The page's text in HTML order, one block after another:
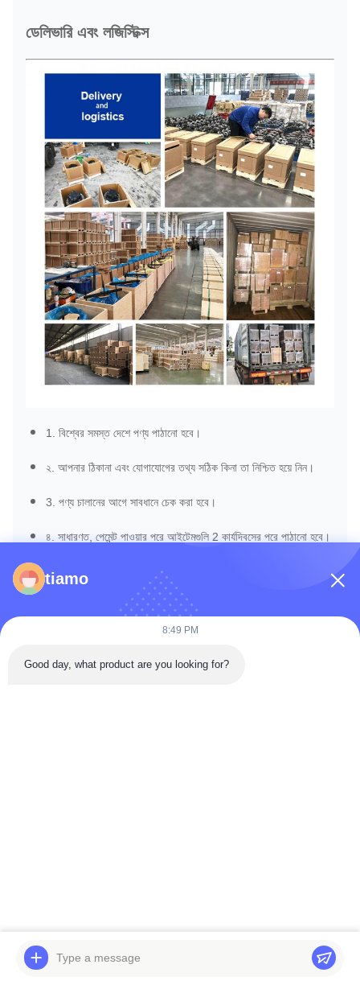
ডেলিভারি এবং লজিস্টিক্স
1. বিশ্বের সমস্ত দেশে পণ্য পাঠানো হবে।
২. আপনার ঠিকানা এবং যোগাযোগের তথ্য সঠিক কিনা তা নিশ্চিত হয়ে নিন।
3. পণ্য চালানের আগে সাবধানে চেক করা হবে।
৪. সাধারণত, পেমেন্ট পাওয়ার পরে আইটেমগুলি 2 কার্যদিবসের পরে পাঠানো হবে।
লজিস্টিক সংস্থা এবং স্থানীয় গ্রাহক বা দায়িত্বের কারণে যদি কোনও বিলম্ব ঘটে
তবে আমরা অবিলম্বে বার্তা বা ইমেলের মাধ্যমে জানাব এবং আপনার বোঝার
প্রশংসা করা হবে।
চার্জ করা হবে বলে মনে করা হচ্ছে।
আপনার প্রদানের শর্তাদি কী?
tiamo
8:49 PM
Good day, what product are you looking for?